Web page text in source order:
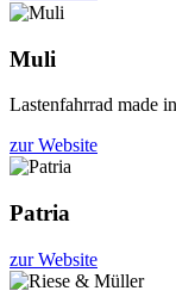
Muli
Lastenfahrrad made
zur Website
Patria
zur Website